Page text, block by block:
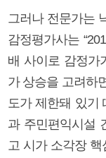
그러나 전문가는
감정평가사는
배 사이로 감정가
가 상승을 고려하
도가 제한돼 있기
과 주민편익시설
고 시가 소각장